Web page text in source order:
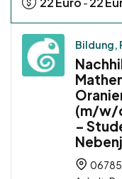
Bildung,
(m/w/
–